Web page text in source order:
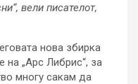
вели писателот,
нова збирка
на „Арс Либрис“, за
многу сакам да